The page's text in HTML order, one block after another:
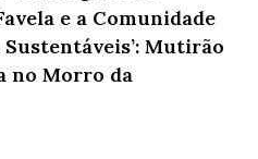
e a Comunidade
Sustentáveis’: Mutirão
no Morro da